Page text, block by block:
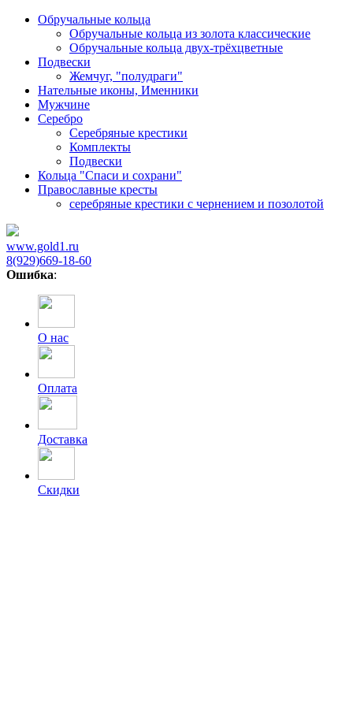
Обручальные кольца
Обручальные кольца из золота классические
Обручальные кольца двух-трёхцветные
Подвески
Жемчуг, "полудраги"
Нательные иконы, Именники
Мужчине
Серебро
Серебряные крестики
Комплекты
Подвески
Кольца "Спаси и сохрани"
Православные кресты
cеребряные крестики с чернением и позолотой
www.gold1.ru
8(929)669-18-60
Ошибка:
О нас
Оплата
Доставка
Скидки